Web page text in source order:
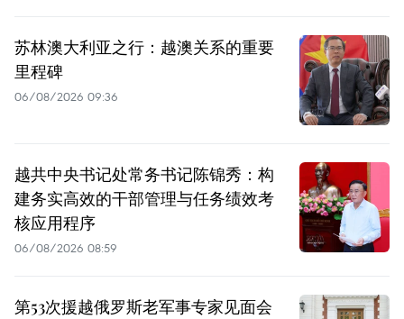
苏林澳大利亚之行：越澳关系的重要
里程碑
06/08/2026 09:36
越共中央书记处常务书记陈锦秀：构
建务实高效的干部管理与任务绩效考
核应用程序
06/08/2026 08:59
第53次援越俄罗斯老军事专家见面会